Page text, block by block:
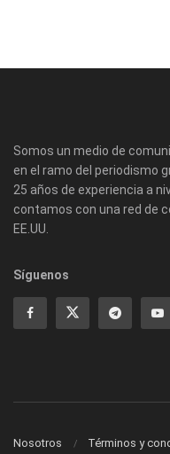
Somos un medio de
en el ramo del periodismo
25 años de experiencia a
contamos con una red de
EE.UU.
Síguenos
Nosotros Términos y